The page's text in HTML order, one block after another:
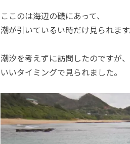
ここのは海辺の磯にあって、
潮が引いているい時だけ見られま
潮汐を考えずに訪問したのですが、
いいタイミングで見られました。